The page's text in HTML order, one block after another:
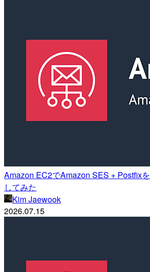
Amazon EC2でAmazon SES + Postfix
してみた
Kim Jaewook
2026.07.15